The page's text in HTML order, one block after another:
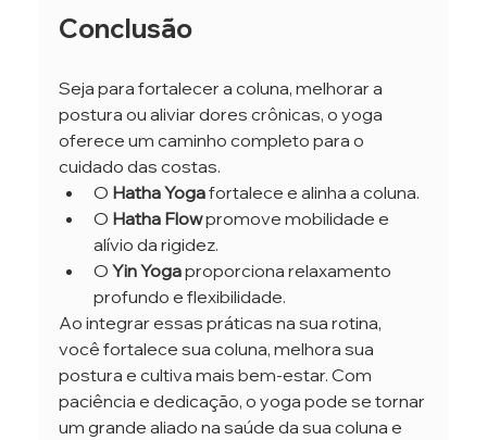
Conclusão
Seja para fortalecer a coluna, melhorar a
postura ou aliviar dores crônicas, o yoga
oferece um caminho completo para o
cuidado das costas.
O Hatha Yoga fortalece e alinha a coluna.
O Hatha Flow promove mobilidade e
alívio da rigidez.
O Yin Yoga proporciona relaxamento
profundo e flexibilidade.
Ao integrar essas práticas na sua rotina,
você fortalece sua coluna, melhora sua
postura e cultiva mais bem-estar. Com
paciência e dedicação, o yoga pode se tornar
um grande aliado na saúde da sua coluna e